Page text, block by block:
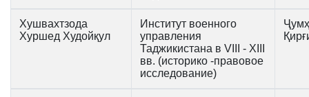
Хушвахтзода
Хуршед Худойқул
Институт военного
управления
Таджикистана в VIII - ХIII
вв. (историко -правовое
исследование)